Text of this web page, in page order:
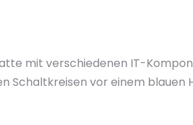
mit verschiedenen IT-
Schaltkreisen vor einem blauen